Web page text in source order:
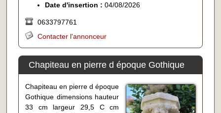
Date d'insertion :04/08/2026
0633797761
Contacter l'annonceur
Chapiteau en pierre d époque Gothique
Chapiteau en pierre d époque
Gothique dimensions hauteur
33 cm largeur 29,5 C cm